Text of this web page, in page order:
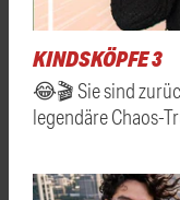
KINDSKÖPFE 3
😂🎬 Sie sind
legendäre Chaos-